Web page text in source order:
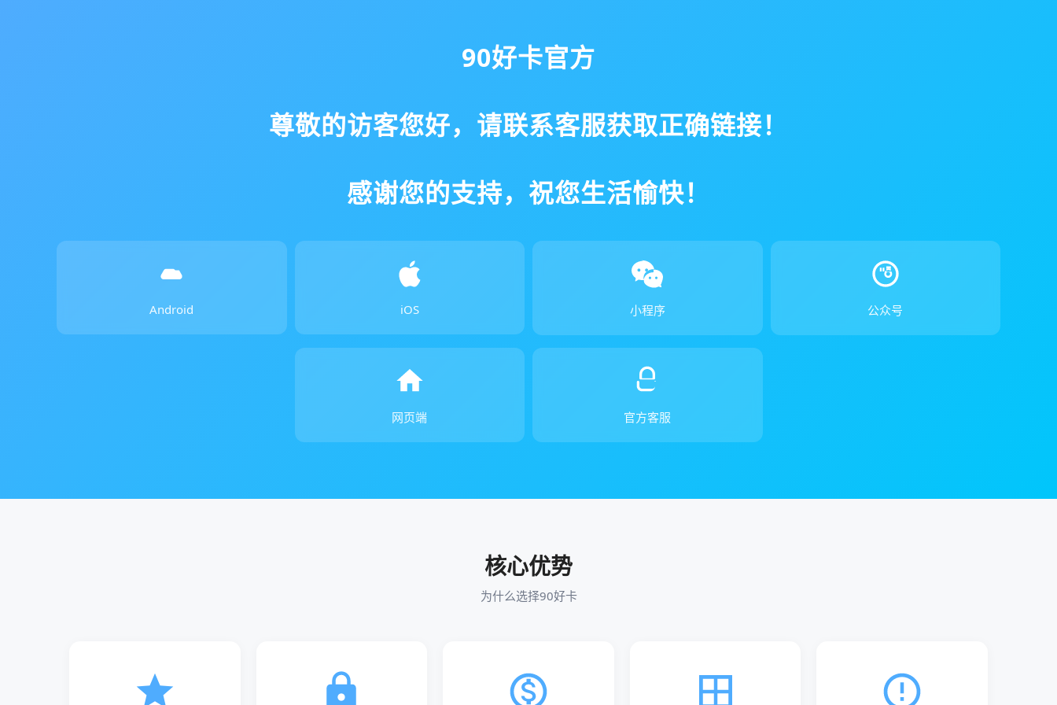
90好卡官方
尊敬的访客您好，请联系客服获取正确链接！
感谢您的支持，祝您生活愉快！
Android iOS 小程序 公众号
网页端 官方客服
核心优势
为什么选择90好卡